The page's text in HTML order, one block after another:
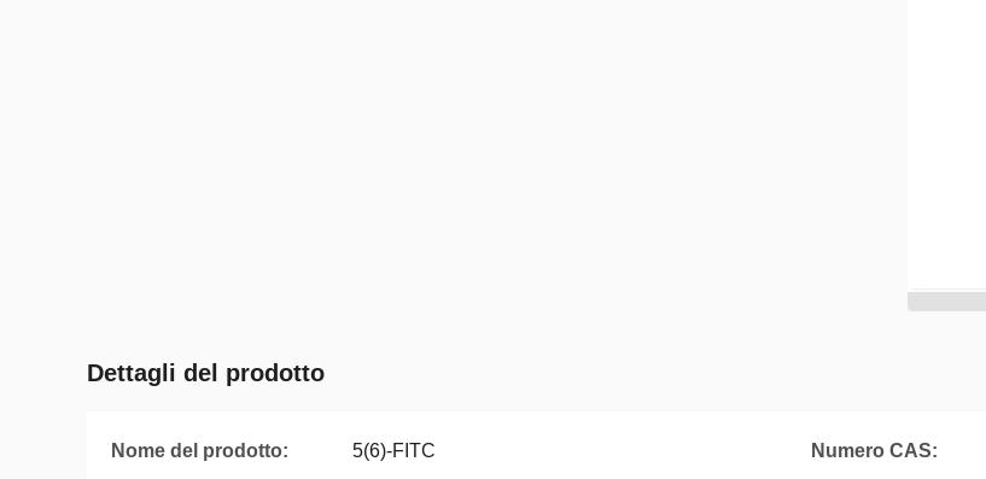
Dettagli del prodotto
Nome del prodotto: 5(6)-FITC Numero CAS: